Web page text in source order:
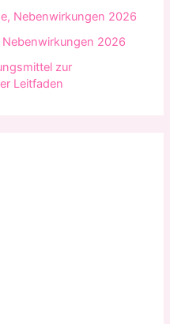
Nebenwirkungen 2026
2026
zur
Leitfaden